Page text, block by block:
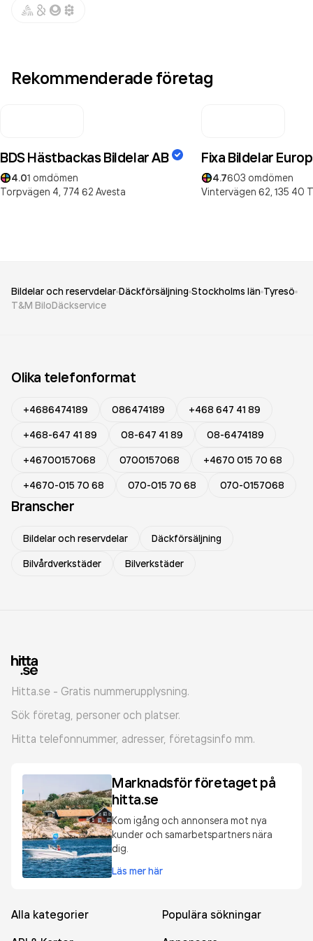
Rekommenderade företag
BDS Hästbackas Bildelar AB
4.01 omdömen
Torpvägen 4, 774 62 Avesta
Fixa Bildelar
4.7603 omdömen
Vintervägen 62, 135 40
Bildelar och reservdelar Däckförsäljning Stockholms län Tyresö
T&M BiloDäckservice
Olika telefonformat
+4686474189 086474189
+468 647 41 89
+468-647 41 89
08-647 41 89
08-6474189
+46700157068
0700157068
+4670 015 70 68
+4670-015 70 68
070-015 70 68 070-0157068
Branscher
Bildelar och reservdelar
Däckförsäljning
Bilvårdverkstäder
Bilverkstäder
Hitta.se - Gratis nummerupplysning.
Sök företag, personer och platser.
Hitta telefonnummer, adresser, företagsinfo mm.
Marknadsför företaget på
hitta.se
Kom igång och annonsera mot nya
kunder och samarbetspartners nära
dig.
Läs mer här
Alla kategorier
Populära sökningar